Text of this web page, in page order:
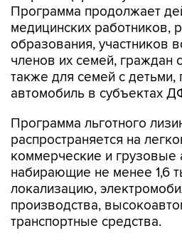
Программа продолжает
медицинских работников,
образования, участников
членов их семей, граждан
также для семей с
автомобиль в субъектах
Программа льготного
распространяется на
коммерческие и
набирающие не менее 1,6
локализацию,
производства,
транспортные средства.